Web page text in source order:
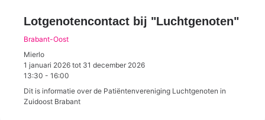
Lotgenotencontact bij "Luchtgenoten"
Brabant-Oost
Mierlo
1 januari 2026 tot 31 december 2026
13:30 - 16:00
Dit is informatie over de Patiëntenvereniging Luchtgenoten in
Zuidoost Brabant